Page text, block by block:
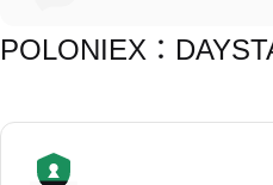
POLONIEX：